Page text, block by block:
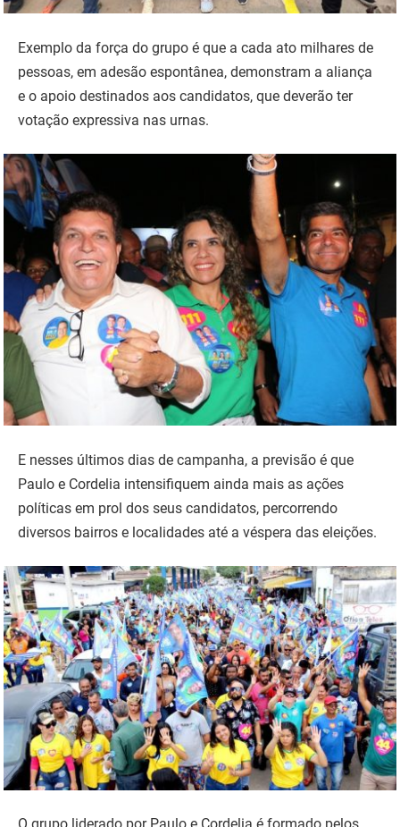
Exemplo da força do grupo é que a cada ato milhares de
pessoas, em adesão espontânea, demonstram a aliança
e o apoio destinados aos candidatos, que deverão ter
votação expressiva nas urnas.
E nesses últimos dias de campanha, a previsão é que
Paulo e Cordelia intensifiquem ainda mais as ações
políticas em prol dos seus candidatos, percorrendo
diversos bairros e localidades até a véspera das eleições.